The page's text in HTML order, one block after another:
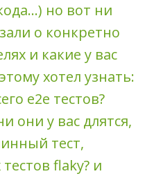
но вот ни
о конкретно
и какие у вас
хотел узнать:
e2e тестов?
они у вас длятся,
тест,
flaky? и